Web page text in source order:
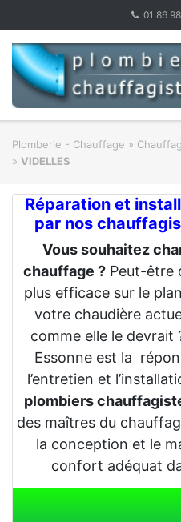
content
01 86
Plomberie - Chauffage »
» VIDELLES
Réparation et
par nos
Vous souhaitez
chauffage ? Peut-être
plus efficace sur le
votre chaudière
comme elle le devrait
Essonne est la
l’entretien et
plombiers
des maîtres du
la conception et le
confort adéquat